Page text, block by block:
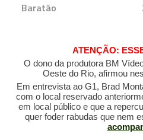
Baratão
ATENÇÃO:
O dono da produtora BM
Oeste do Rio, afirmou
Em entrevista ao G1, Brad
com o local reservado
em local público e que a
quer foder rabudas que nem